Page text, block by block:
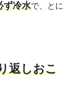
ず冷水で、とに
返しおこ